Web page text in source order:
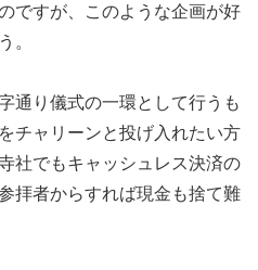
ですが、このような企画が好
。
通り儀式の一環として行うも
チャリーンと投げ入れたい方
社でもキャッシュレス決済の
拝者からすれば現金も捨て難